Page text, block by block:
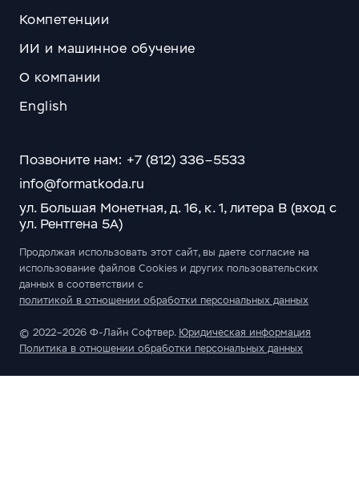
Компетенции
ИИ и машинное обучение
О компании
English
Позвоните нам: +7 (812) 336–5533
info@formatkoda.ru
ул. Большая Монетная, д. 16, к. 1, литера В (вход с
ул. Рентгена 5А)
Продолжая использовать этот сайт, вы даете согласие на
использование файлов Cookies и других пользовательских
данных в соответствии с
политикой в отношении обработки персональных данных
© 2022–2026 Ф-Лайн Софтвер. Юридическая информация
Политика в отношении обработки персональных данных